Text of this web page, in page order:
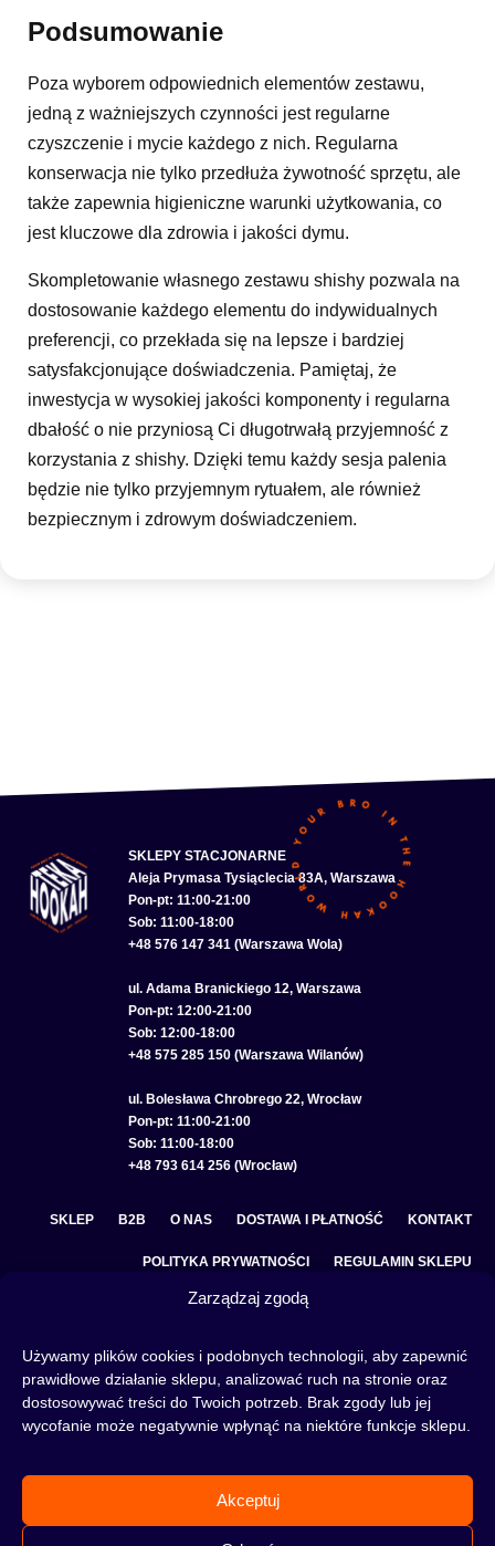
Zarządzaj zgodą
Używamy plików cookies i podobnych technologii, aby zapewnić
prawidłowe działanie sklepu, analizować ruch na stronie oraz
dostosowywać treści do Twoich potrzeb. Brak zgody lub jej
wycofanie może negatywnie wpłynąć na niektóre funkcje sklepu.
Akceptuj
Podsumowanie
Poza wyborem odpowiednich elementów zestawu,
jedną z ważniejszych czynności jest regularne
czyszczenie i mycie każdego z nich. Regularna
konserwacja nie tylko przedłuża żywotność sprzętu, ale
także zapewnia higieniczne warunki użytkowania, co
jest kluczowe dla zdrowia i jakości dymu.
Skompletowanie własnego zestawu shishy pozwala na
dostosowanie każdego elementu do indywidualnych
preferencji, co przekłada się na lepsze i bardziej
satysfakcjonujące doświadczenia. Pamiętaj, że
inwestycja w wysokiej jakości komponenty i regularna
dbałość o nie przyniosą Ci długotrwałą przyjemność z
korzystania z shishy. Dzięki temu każdy sesja palenia
będzie nie tylko przyjemnym rytuałem, ale również
bezpiecznym i zdrowym doświadczeniem.
SKLEPY STACJONARNE
Aleja Prymasa Tysiąclecia 83A, Warszawa
Pon-pt: 11:00-21:00
Sob: 11:00-18:00
+48 576 147 341 (Warszawa Wola)
ul. Adama Branickiego 12, Warszawa
Pon-pt: 12:00-21:00
Sob: 12:00-18:00
+48 575 285 150 (Warszawa Wilanów)
ul. Bolesława Chrobrego 22, Wrocław
Pon-pt: 11:00-21:00
Sob: 11:00-18:00
+48 793 614 256 (Wrocław)
SKLEP B2B O NAS DOSTAWA I PŁATNOŚĆ KONTAKT
POLITYKA PRYWATNOŚCI REGULAMIN SKLEPU
Fajka wodna to świetna alternatywa na wieczory spędzone w gronie znajomych lub w
samotności, to ciekawy rytuał, który skradł serca wielu osób. Niezależnie od tego czy